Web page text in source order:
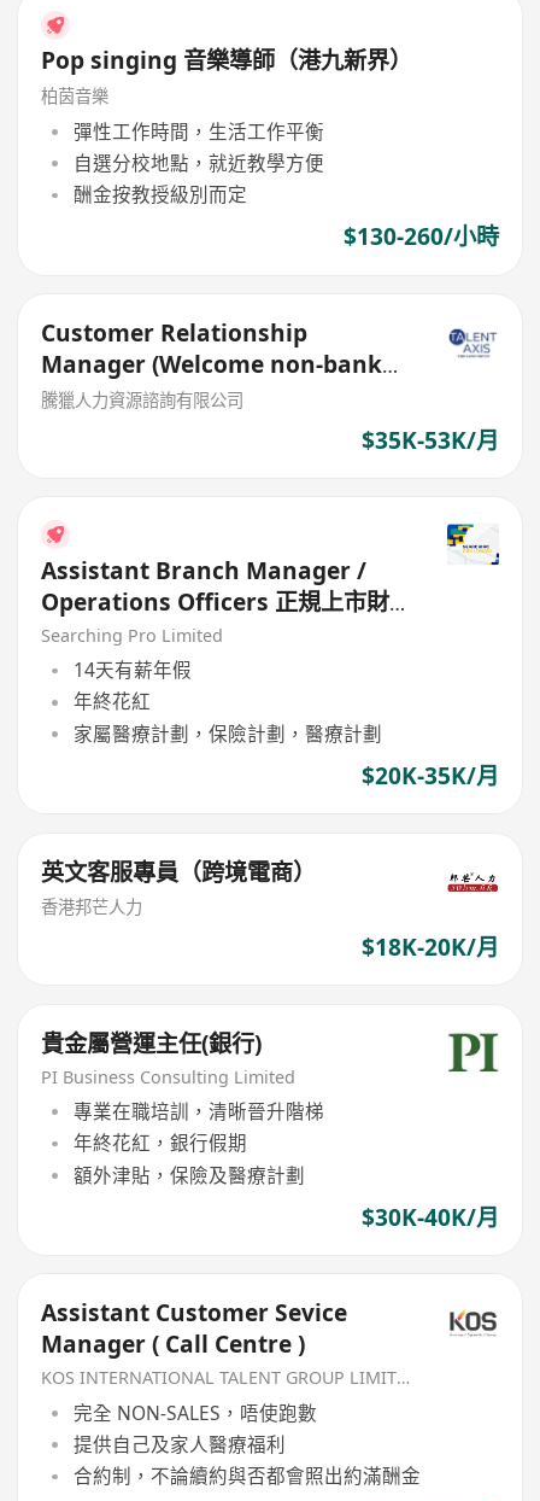
Pop singing 音樂導師（港九新界）
柏茵音樂
彈性工作時間，生活工作平衡
自選分校地點，就近教學方便
酬金按教授級別而定
$130-260/小時
Customer Relationship
Manager (Welcome non-bank
sales person)
騰獵人力資源諮詢有限公司
$35K-53K/月
Assistant Branch Manager /
Operations Officers 正規上市財
務公司
Searching Pro Limited
14天有薪年假
年終花紅
家屬醫療計劃，保險計劃，醫療計劃
$20K-35K/月
英文客服專員（跨境電商）
香港邦芒人力
$18K-20K/月
貴金屬營運主任(銀行)
PI Business Consulting Limited
專業在職培訓，清晰晉升階梯
年終花紅，銀行假期
額外津貼，保險及醫療計劃
$30K-40K/月
Assistant Customer Sevice
Manager ( Call Centre )
KOS INTERNATIONAL TALENT GROUP LIMITED
完全 NON-SALES，唔使跑數
提供自己及家人醫療福利
合約制，不論續約與否都會照出約滿酬金